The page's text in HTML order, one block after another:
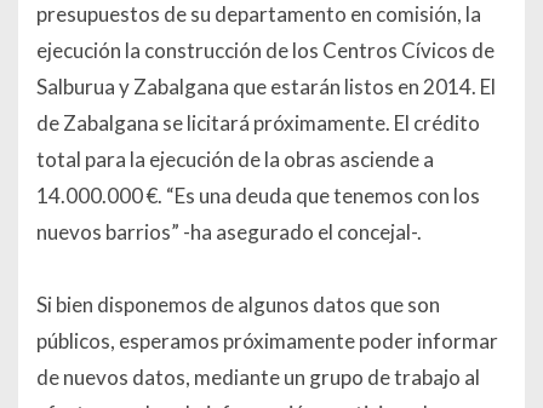
presupuestos de su departamento en comisión, la
ejecución la construcción de los Centros Cívicos de
Salburua y Zabalgana que estarán listos en 2014. El
de Zabalgana se licitará próximamente. El crédito
total para la ejecución de la obras asciende a
14.000.000 €. “Es una deuda que tenemos con los
nuevos barrios” -ha asegurado el concejal-.
Si bien disponemos de algunos datos que son
públicos, esperamos próximamente poder informar
de nuevos datos, mediante un grupo de trabajo al